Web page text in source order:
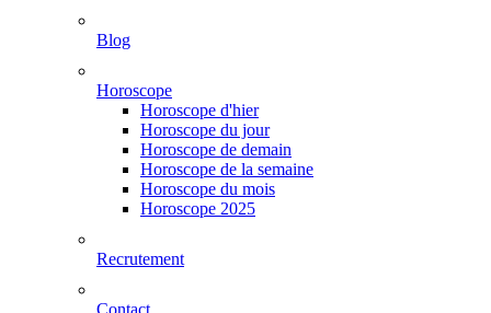
Blog
Horoscope
Horoscope d'hier
Horoscope du jour
Horoscope de demain
Horoscope de la semaine
Horoscope du mois
Horoscope 2025
Recrutement
Contact